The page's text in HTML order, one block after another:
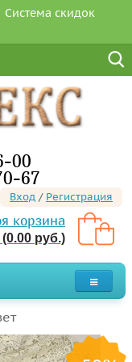
Система скидок
00
67
Вход / Регистрация
корзина
(0.00 руб.)